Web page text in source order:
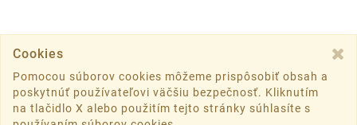
©2019 imani.sk všetky práva vyhradené.
Vytvorené systémomsashe.sk
Cookies
Pomocou súborov cookies môžeme prispôsobiť obsah a
poskytnúť používateľovi väčšiu bezpečnosť. Kliknutím
na tlačidlo X alebo použitím tejto stránky súhlasíte s